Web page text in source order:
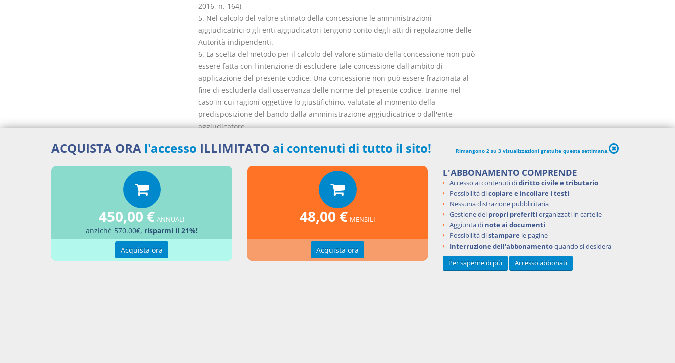
2016, n. 164)
5. Nel calcolo del valore stimato della concessione le amministrazioni
aggiudicatrici o gli enti aggiudicatori tengono conto degli atti di regolazione delle
Autorità indipendenti.
6. La scelta del metodo per il calcolo del valore stimato della concessione non può
essere fatta con l'intenzione di escludere tale concessione dall'ambito di
applicazione del presente codice. Una concessione non può essere frazionata al
fine di escluderla dall'osservanza delle norme del presente codice, tranne nel
caso in cui ragioni oggettive lo giustifichino, valutate al momento della
predisposizione del bando dalla amministrazione aggiudicatrice o dall'ente
aggiudicatore.
una concessione per lotti distinti, è computato il valore complessivo stimato della
8. Quando il valore complessivo dei lotti è pari o superiore alla soglia di cui
all'articolo 35 il presente codice si applica all'aggiudicazione di ciascun lotto.
Documenti collegati
ACQUISTA ORA l'accesso ILLIMITATO ai contenuti di tutto il sito! Rimangono 2 su 3 visualizzazioni gratuite questa settimana.
450,00 € ANNUALI
anziché570.00€, risparmi il 21%!
Acquista ora
48,00 € MENSILI
Acquista ora
L'ABBONAMENTO COMPRENDE
Accesso ai contenuti didiritto civile e tributario
Possibilità dicopiare e incollare i testi
Nessuna distrazione pubblicitaria
Gestione dei propri preferiti organizzati in cartelle
Aggiunta di note ai documenti
Possibilità distampare le pagine
Interruzione dell'abbonamentoquando si desidera
Per saperne di più
Accesso abbonati